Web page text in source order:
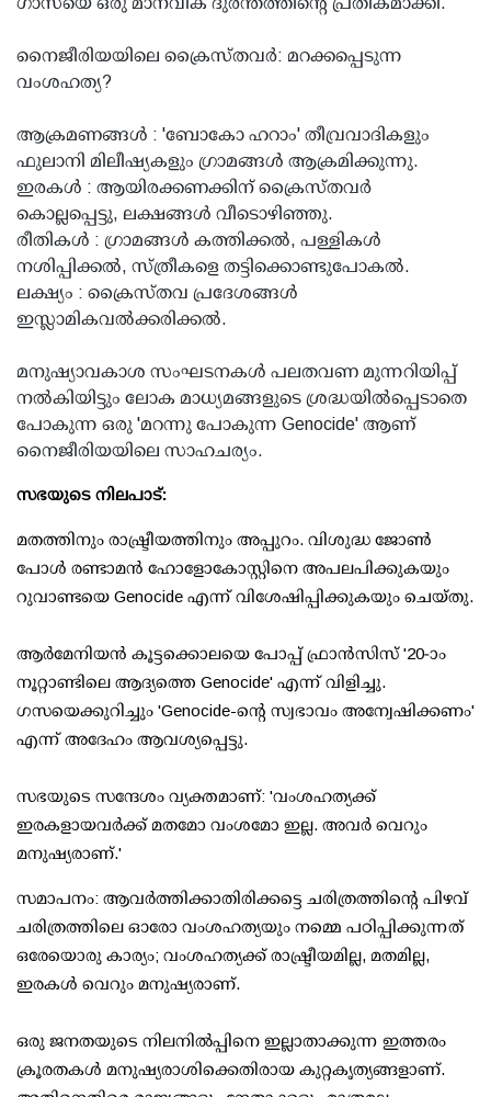
നൈജീരിയയിലെ ക്രൈസ്തവര്‍: മറക്കപ്പെടുന്ന
വംശഹത്യ?
ആക്രമണങ്ങള്‍ : 'ബോകോ ഹറാം' തീവ്രവാദികളും
ഫുലാനി മിലീഷ്യകളും ഗ്രാമങ്ങള്‍ ആക്രമിക്കുന്നു.
ഇരകള്‍ : ആയിരക്കണക്കിന് ക്രൈസ്തവര്‍
കൊല്ലപ്പെട്ടു, ലക്ഷങ്ങള്‍ വീടൊഴിഞ്ഞു.
രീതികള്‍ : ഗ്രാമങ്ങള്‍ കത്തിക്കല്‍, പള്ളികള്‍
നശിപ്പിക്കല്‍, സ്ത്രീകളെ തട്ടിക്കൊണ്ടുപോകല്‍.
ലക്ഷ്യം : ക്രൈസ്തവ പ്രദേശങ്ങള്‍
ഇസ്ലാമികവല്‍ക്കരിക്കല്‍.
മനുഷ്യാവകാശ സംഘടനകള്‍ പലതവണ മുന്നറിയിപ്പ്
നല്‍കിയിട്ടും ലോക മാധ്യമങ്ങളുടെ ശ്രദ്ധയില്‍പ്പെടാതെ
പോകുന്ന ഒരു 'മറന്നു പോകുന്ന Genocide' ആണ്
നൈജീരിയയിലെ സാഹചര്യം.
സഭയുടെ നിലപാട്:
മതത്തിനും രാഷ്ട്രീയത്തിനും അപ്പുറം. വിശുദ്ധ ജോണ്‍
പോള്‍ രണ്ടാമന്‍ ഹോളോകോസ്റ്റിനെ അപലപിക്കുകയും
റുവാണ്ടയെ Genocide എന്ന് വിശേഷിപ്പിക്കുകയും ചെയ്തു.
ആര്‍മേനിയന്‍ കൂട്ടക്കൊലയെ പോപ്പ് ഫ്രാന്‍സിസ് '20-ാം
നൂറ്റാണ്ടിലെ ആദ്യത്തെ Genocide' എന്ന് വിളിച്ചു.
ഗസയെക്കുറിച്ചും 'Genocide-ന്റെ സ്വഭാവം അന്വേഷിക്കണം'
എന്ന് അദേഹം ആവശ്യപ്പെട്ടു.
സഭയുടെ സന്ദേശം വ്യക്തമാണ്: 'വംശഹത്യക്ക്
ഇരകളായവര്‍ക്ക് മതമോ വംശമോ ഇല്ല. അവര്‍ വെറും
മനുഷ്യരാണ്.'
സമാപനം: ആവര്‍ത്തിക്കാതിരിക്കട്ടെ ചരിത്രത്തിന്റെ പിഴവ്
ചരിത്രത്തിലെ ഓരോ വംശഹത്യയും നമ്മെ പഠിപ്പിക്കുന്നത്
ഒരേയൊരു കാര്യം; വംശഹത്യക്ക് രാഷ്ട്രീയമില്ല, മതമില്ല,
ഇരകള്‍ വെറും മനുഷ്യരാണ്.
ഒരു ജനതയുടെ നിലനില്‍പ്പിനെ ഇല്ലാതാക്കുന്ന ഇത്തരം
ക്രൂരതകള്‍ മനുഷ്യരാശിക്കെതിരായ കുറ്റകൃത്യങ്ങളാണ്.